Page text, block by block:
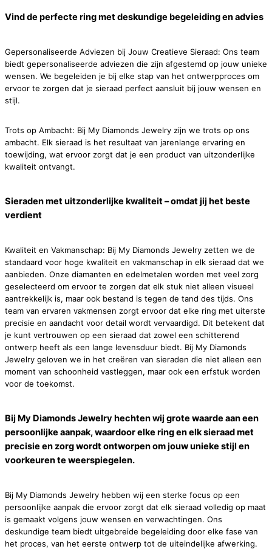
Vind de perfecte ring met deskundige begeleiding en advies
Gepersonaliseerde Adviezen bij Jouw Creatieve Sieraad: Ons team
biedt gepersonaliseerde adviezen die zijn afgestemd op jouw unieke
wensen. We begeleiden je bij elke stap van het ontwerpproces om
ervoor te zorgen dat je sieraad perfect aansluit bij jouw wensen en
stijl.
Trots op Ambacht: Bij My Diamonds Jewelry zijn we trots op ons
ambacht. Elk sieraad is het resultaat van jarenlange ervaring en
toewijding, wat ervoor zorgt dat je een product van uitzonderlijke
kwaliteit ontvangt.
Sieraden met uitzonderlijke kwaliteit – omdat jij het beste
verdient
Kwaliteit en Vakmanschap: Bij My Diamonds Jewelry zetten we de
standaard voor hoge kwaliteit en vakmanschap in elk sieraad dat we
aanbieden. Onze diamanten en edelmetalen worden met veel zorg
geselecteerd om ervoor te zorgen dat elk stuk niet alleen visueel
aantrekkelijk is, maar ook bestand is tegen de tand des tijds. Ons
team van ervaren vakmensen zorgt ervoor dat elke ring met uiterste
precisie en aandacht voor detail wordt vervaardigd. Dit betekent dat
je kunt vertrouwen op een sieraad dat zowel een schitterend
ontwerp heeft als een lange levensduur biedt. Bij My Diamonds
Jewelry geloven we in het creëren van sieraden die niet alleen een
moment van schoonheid vastleggen, maar ook een erfstuk worden
voor de toekomst.
Bij My Diamonds Jewelry hechten wij grote waarde aan een
persoonlijke aanpak, waardoor elke ring en elk sieraad met
precisie en zorg wordt ontworpen om jouw unieke stijl en
voorkeuren te weerspiegelen.
Bij My Diamonds Jewelry hebben wij een sterke focus op een
persoonlijke aanpak die ervoor zorgt dat elk sieraad volledig op maat
is gemaakt volgens jouw wensen en verwachtingen. Ons
deskundige team biedt uitgebreide begeleiding door elke fase van
het proces, van het eerste ontwerp tot de uiteindelijke afwerking.